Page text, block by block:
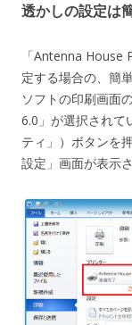
透かしの設定は
「Antenna House
定する場合の、簡
ソフトの印刷画面
6.0」が選択されて
ティ」）ボタンを
設定」画面が表示さ